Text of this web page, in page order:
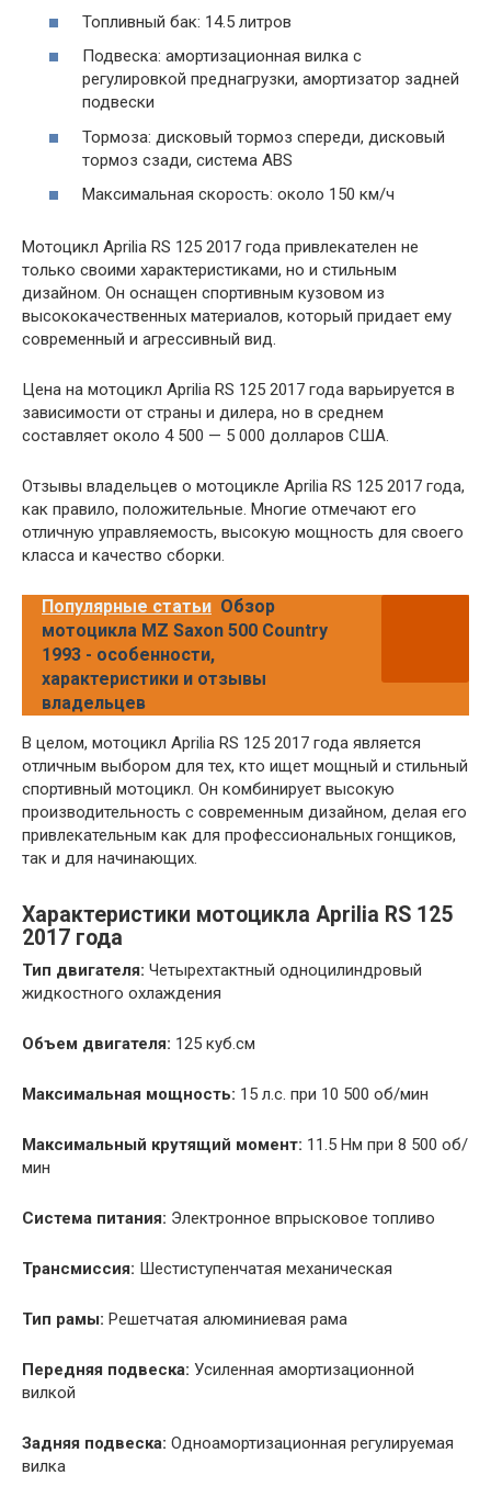
Топливный бак: 14.5 литров
Подвеска: амортизационная вилка с
регулировкой преднагрузки, амортизатор задней
подвески
Тормоза: дисковый тормоз спереди, дисковый
тормоз сзади, система ABS
Максимальная скорость: около 150 км/ч
Мотоцикл Aprilia RS 125 2017 года привлекателен не
только своими характеристиками, но и стильным
дизайном. Он оснащен спортивным кузовом из
высококачественных материалов, который придает ему
современный и агрессивный вид.
Цена на мотоцикл Aprilia RS 125 2017 года варьируется в
зависимости от страны и дилера, но в среднем
составляет около 4 500 — 5 000 долларов США.
Отзывы владельцев о мотоцикле Aprilia RS 125 2017 года,
как правило, положительные. Многие отмечают его
отличную управляемость, высокую мощность для своего
класса и качество сборки.
Популярные статьи Обзор
мотоцикла MZ Saxon 500 Country
1993 - особенности,
характеристики и отзывы
владельцев
В целом, мотоцикл Aprilia RS 125 2017 года является
отличным выбором для тех, кто ищет мощный и стильный
спортивный мотоцикл. Он комбинирует высокую
производительность с современным дизайном, делая его
привлекательным как для профессиональных гонщиков,
так и для начинающих.
Характеристики мотоцикла Aprilia RS 125
2017 года
Тип двигателя: Четырехтактный одноцилиндровый
жидкостного охлаждения
Объем двигателя: 125 куб.см
Максимальная мощность: 15 л.с. при 10 500 об/мин
Максимальный крутящий момент: 11.5 Нм при 8 500 об/
мин
Система питания: Электронное впрысковое топливо
Трансмиссия: Шестиступенчатая механическая
Тип рамы: Решетчатая алюминиевая рама
Передняя подвеска: Усиленная амортизационной
вилкой
Задняя подвеска: Одноамортизационная регулируемая
вилка